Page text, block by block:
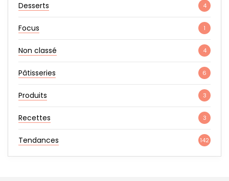
Desserts 4
Focus 1
Non classé 4
Pâtisseries 6
Produits 3
Recettes 3
Tendances 142